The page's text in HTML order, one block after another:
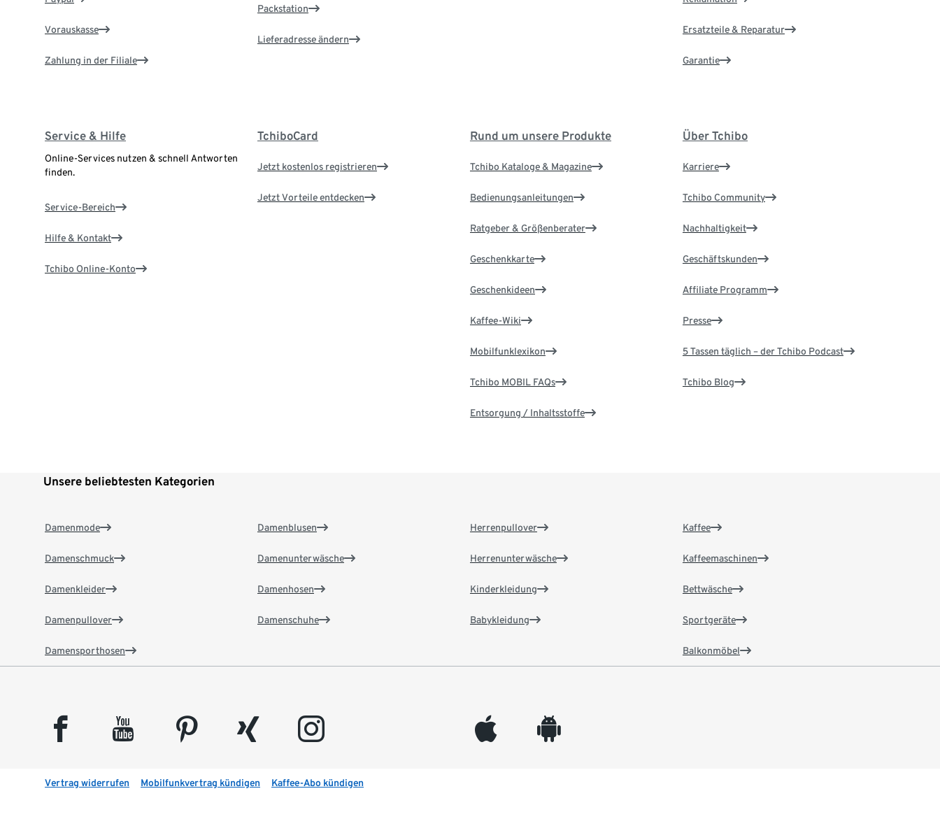
Vorauskasse
Zahlung in der Filiale
Packstation
Lieferadresse ändern
Ersatzteile & Reparatur
Garantie
Service & Hilfe
Online-Services nutzen & schnell Antworten
finden.
Service-Bereich
Hilfe & Kontakt
Tchibo Online-Konto
TchiboCard
Jetzt kostenlos registrieren
Jetzt Vorteile entdecken
Rund um unsere Produkte
Tchibo Kataloge & Magazine
Bedienungsanleitungen
Ratgeber & Größenberater
Geschenkkarte
Geschenkideen
Kaffee-Wiki
Mobilfunklexikon
Tchibo MOBIL FAQs
Entsorgung / Inhaltsstoffe
Über Tchibo
Karriere
Tchibo Community
Nachhaltigkeit
Geschäftskunden
Affiliate Programm
Presse
5 Tassen täglich – der Tchibo Podcast
Tchibo Blog
Unsere beliebtesten Kategorien
Damenmode
Damenschmuck
Damenkleider
Damenpullover
Damensporthosen
Damenblusen
Damenunterwäsche
Damenhosen
Damenschuhe
Herrenpullover
Herrenunterwäsche
Kinderkleidung
Babykleidung
Kaffee
Kaffeemaschinen
Bettwäsche
Sportgeräte
Balkonmöbel
facebook youtube pinterest xing instagram appleinc android
Vertrag widerrufen Mobilfunkvertrag kündigen Kaffee-Abo kündigen